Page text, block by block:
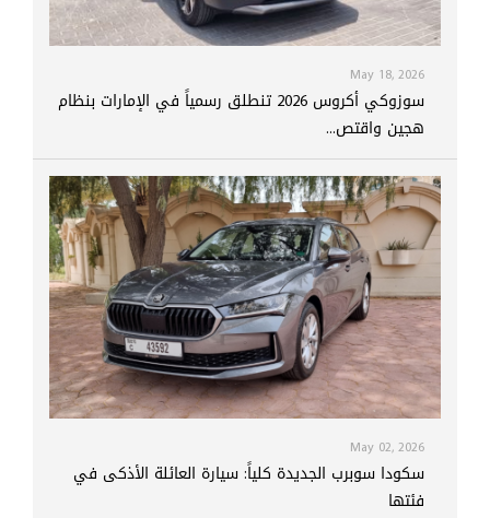
May 18, 2026
سوزوكي أكروس 2026 تنطلق رسمياً في الإمارات بنظام
هجين واقتص...
May 02, 2026
سكودا سوبرب الجديدة كلياً: سيارة العائلة الأذكى في
فئتها